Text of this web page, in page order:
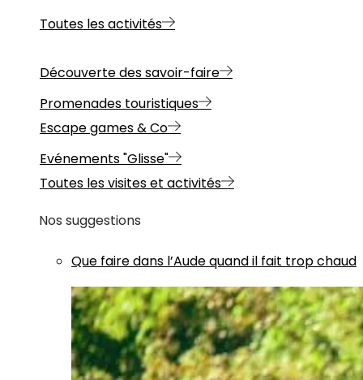
Toutes les activités
Découverte des savoir-faire
Promenades touristiques
Escape games & Co
Evénements "Glisse"
Toutes les visites et activités
Nos suggestions
Que faire dans l’Aude quand il fait trop chaud